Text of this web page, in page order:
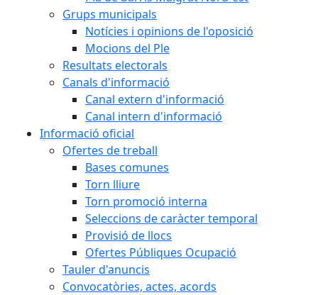
Grups municipals
Notícies i opinions de l'oposició
Mocions del Ple
Resultats electorals
Canals d'informació
Canal extern d'informació
Canal intern d'informació
Informació oficial
Ofertes de treball
Bases comunes
Torn lliure
Torn promoció interna
Seleccions de caràcter temporal
Provisió de llocs
Ofertes Públiques Ocupació
Tauler d'anuncis
Convocatòries, actes, acords